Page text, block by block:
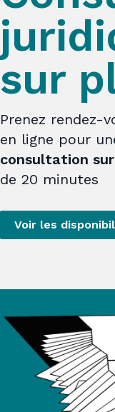
sur
Prenez rendez-
en ligne pour
consultation
de 20 minutes
Voir les